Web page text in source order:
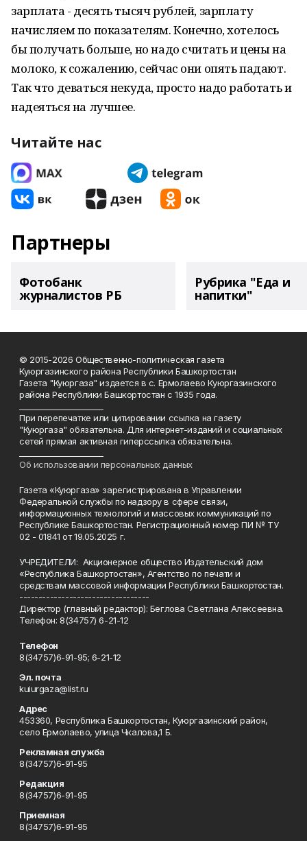
зарплата - десять тысяч рублей, зарплату
начисляем по показателям. Конечно, хотелось
бы получать больше, но надо считать и цены на
молоко, к сожалению, сейчас они опять падают.
Так что деваться некуда, просто надо работать и
надеяться на лучшее.
Читайте нас
Партнеры
Фотобанк
журналистов РБ
Рубрика "Еда и
напитки"
© 2015-2026 Общественно-политическая газета
Куюргазинского района Республики Башкортостан
Газета "Куюргаза" издается в с. Ермолаево Куюргазинского
района Республики Башкортостан с 1935 года.
При перепечатке или цитировании ссылка на газету
"Куюргаза" обязательна. Для интернет-изданий и социальных
сетей прямая активная гиперссылка обязательна.
Об использовании персональных данных
Газета «Куюргаза» зарегистрирована в Управлении
Федеральной службы по надзору в сфере связи,
информационных технологий и массовых коммуникаций по
Республике Башкортостан. Регистрационный номер ПИ № ТУ
02 - 01841 от 19.05.2025 г.
УЧРЕДИТЕЛИ: Акционерное общество Издательский дом
«Республика Башкортостан», Агентство по печати и
средствам массовой информации Республики Башкортостан.
----------------------------------
Директор (главный редактор): Беглова Светлана Алексеевна.
Телефон: 8(34757) 6-21-12
Телефон
8(34757)6-91-95; 6-21-12
Эл. почта
kuiurgaza@list.ru
Адрес
453360, Республика Башкортостан, Куюргазинский район,
село Ермолаево, улица Чкалова,1 Б.
Рекламная служба
8(34757)6-91-95
Редакция
8(34757)6-91-95
Приемная
8(34757)6-91-95